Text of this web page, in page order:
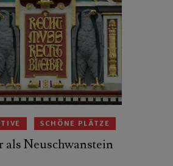
SCHÖNE PLÄTZE
als Neuschwanstein